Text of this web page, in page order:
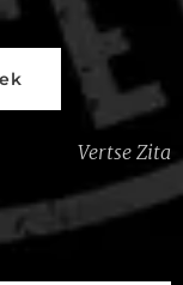
Vertse Zita